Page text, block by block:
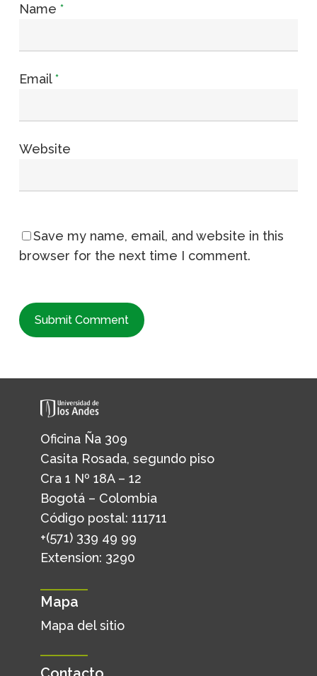
Name *
Email*
Website
Save my name, email, and website in this
browser for the next time I comment.
Oficina Ña 309
Casita Rosada, segundo piso
Cra 1 Nº 18A – 12
Bogotá – Colombia
Código postal: 111711
+(571) 339 49 99
Extension: 3290
Mapa
Mapa del sitio